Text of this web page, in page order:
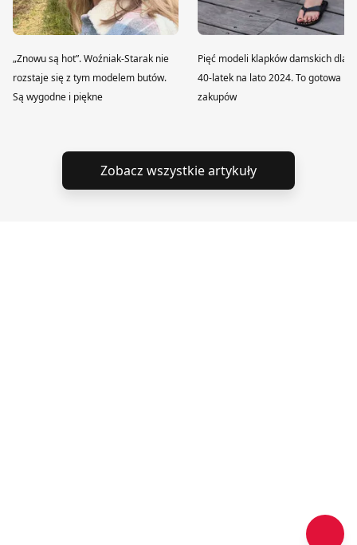
„Znowu są hot”. Woźniak-Starak nie
rozstaje się z tym modelem butów.
Są wygodne i piękne
Pięć modeli klapków damskich dla
40-latek na lato 2024. To gotowa
zakupów
Zobacz wszystkie artykuły